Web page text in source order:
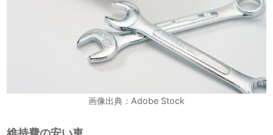
画像出典：Adobe Stock